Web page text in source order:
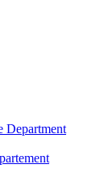
Department